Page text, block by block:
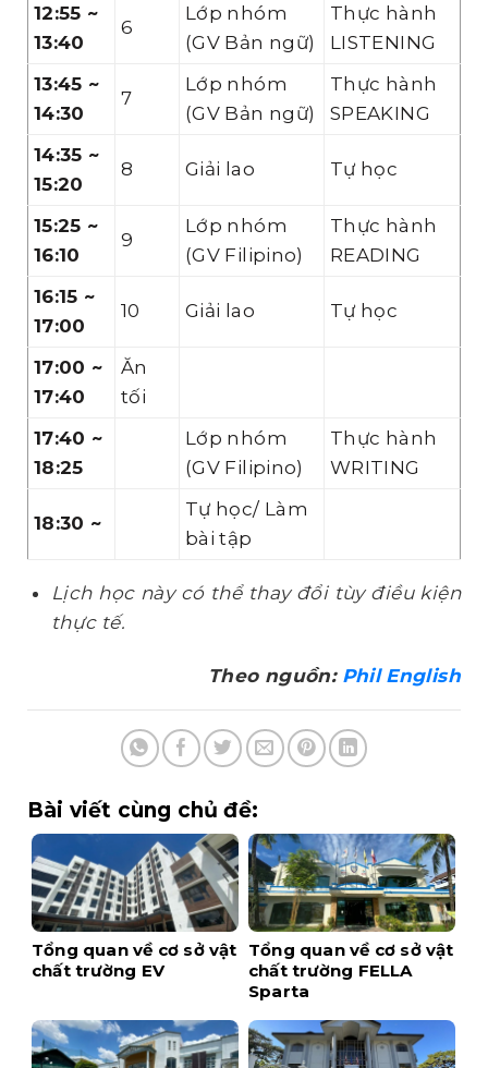
12:55 ~
13:40
6
Lớp nhóm
(GV Bản ngữ)
Thực hành
LISTENING
13:45 ~
14:30
7
Lớp nhóm
(GV Bản ngữ)
Thực hành
SPEAKING
14:35 ~
15:20
8 Giải lao Tự học
15:25 ~
16:10
9
Lớp nhóm
(GV Filipino)
Thực hành
READING
16:15 ~
17:00
10 Giải lao Tự học
17:00 ~
17:40
Ăn
tối
17:40 ~
18:25
Lớp nhóm
(GV Filipino)
Thực hành
WRITING
18:30 ~
Tự học/ Làm
bài tập
Lịch học này có thể thay đổi tùy điều kiện
thực tế.
Theo nguồn: Phil English
Bài viết cùng chủ đề:
Tổng quan về cơ sở vật
chất trường EV
Tổng quan về cơ sở vật
chất trường FELLA
Sparta